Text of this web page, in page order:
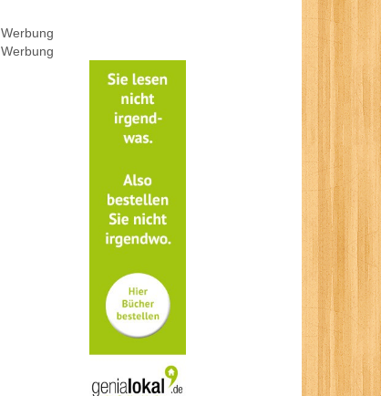
Werbung
Werbung